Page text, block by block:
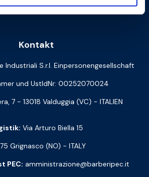
Policy Privacy Policy
Kontakt
Industriali S.r.l. Einpersonengesellschaft
und UstIdNr: 00252070024
7 - 13018 Valduggia (VC) - ITALIEN
Via Arturo Biella 15
Grignasco (NO) - ITALY
PEC: amministrazione@barberipec.it